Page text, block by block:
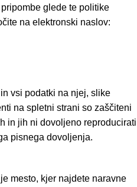
glede te politike
na elektronski naslov:
vsi podatki na njej, slike
na spletni strani so zaščiteni
in jih ni dovoljeno reproducirati
pisnega dovoljenja.
mesto, kjer najdete naravne